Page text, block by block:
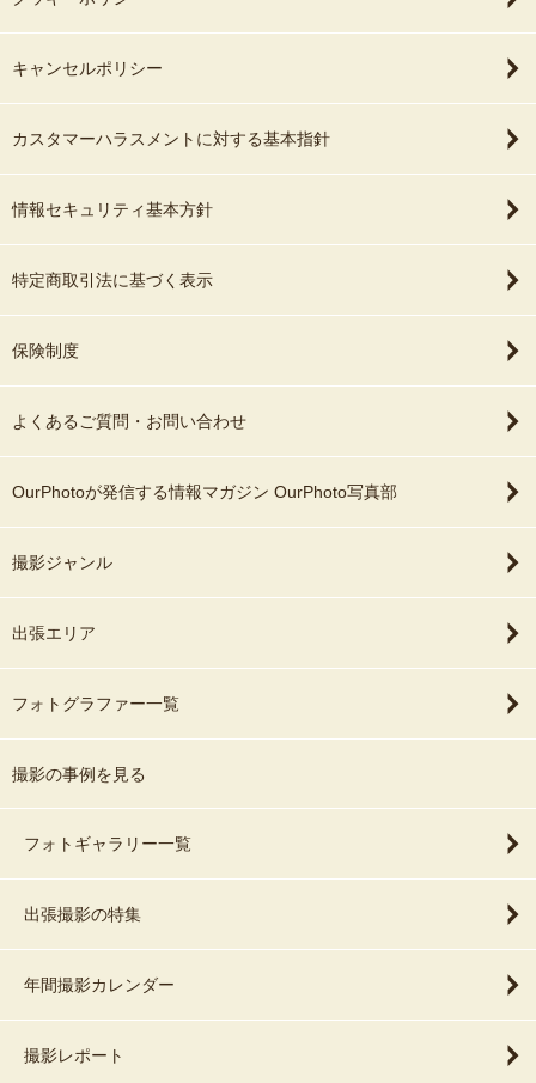
キャンセルポリシー
カスタマーハラスメントに対する基本指針
情報セキュリティ基本方針
特定商取引法に基づく表示
保険制度
よくあるご質問・お問い合わせ
OurPhotoが発信する情報マガジン OurPhoto写真部
撮影ジャンル
出張エリア
フォトグラファー一覧
撮影の事例を見る
フォトギャラリー一覧
出張撮影の特集
年間撮影カレンダー
撮影レポート